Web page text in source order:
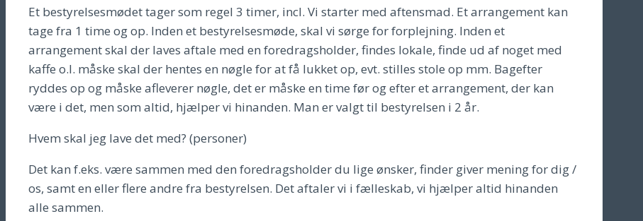
Et bestyrelsesmødet tager som regel 3 timer, incl. Vi starter med aftensmad. Et arrangement kan
tage fra 1 time og op. Inden et bestyrelsesmøde, skal vi sørge for forplejning. Inden et
arrangement skal der laves aftale med en foredragsholder, findes lokale, finde ud af noget med
kaffe o.l. måske skal der hentes en nøgle for at få lukket op, evt. stilles stole op mm. Bagefter
ryddes op og måske afleverer nøgle, det er måske en time før og efter et arrangement, der kan
være i det, men som altid, hjælper vi hinanden. Man er valgt til bestyrelsen i 2 år.
Hvem skal jeg lave det med? (personer)
Det kan f.eks. være sammen med den foredragsholder du lige ønsker, finder giver mening for dig /
os, samt en eller flere andre fra bestyrelsen. Det aftaler vi i fælleskab, vi hjælper altid hinanden
alle sammen.